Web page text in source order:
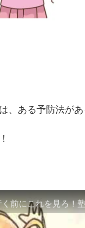
、ある予防法があ
前にこれを見ろ！